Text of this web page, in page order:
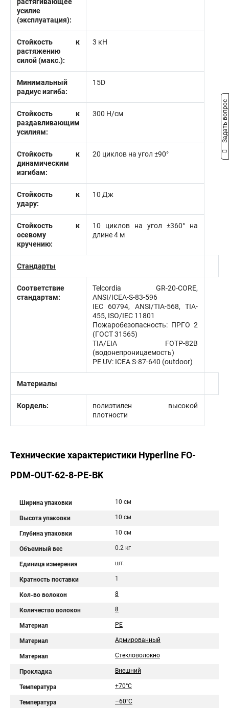
усилие
(эксплуатация):
Стойкость к
растяжению
силой (макс.):
3 кН
Минимальный
радиус изгиба:
15D
Стойкость к
раздавливающим
усилиям:
300 Н/см
Стойкость к
динамическим
изгибам:
20 циклов на угол ±90°
Стойкость к
удару:
10 Дж
Стойкость к
осевому
кручению:
10 циклов на угол ±360° на
длине 4 м
Стандарты
Соответствие
стандартам:
Telcordia GR-20-CORE,
ANSI/ICEA-S-83-596
IEC 60794, ANSI/TIA-568, TIA-
455, ISO/IEC 11801
Пожаробезопасность: ПРГО 2
(ГОСТ 31565)
TIA/EIA FOTP-82В
(водонепроницаемость)
PE UV: ICEA S-87-640 (outdoor)
Материалы
Кордель:
полиэтилен высокой
плотности
Технические характеристики Hyperline FO-
PDM-OUT-62-8-PE-BK
Ширина упаковки 10 см
Высота упаковки 10 см
Глубина упаковки 10 см
Объемный вес 0.2 кг
Единица измерения шт.
Кратность поставки 1
Кол-во волокон 8
Количество волокон 8
Материал PE
Материал Армированный
Материал Стекловолокно
Прокладка Внешний
Температура +70°C
Температура –60°C
Задать вопрос